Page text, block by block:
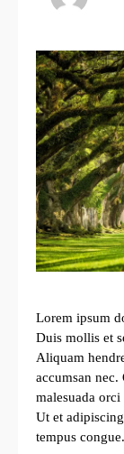
Lorem ipsum
Duis mollis et
Aliquam
accumsan
malesuada
Ut et
tempus congue.